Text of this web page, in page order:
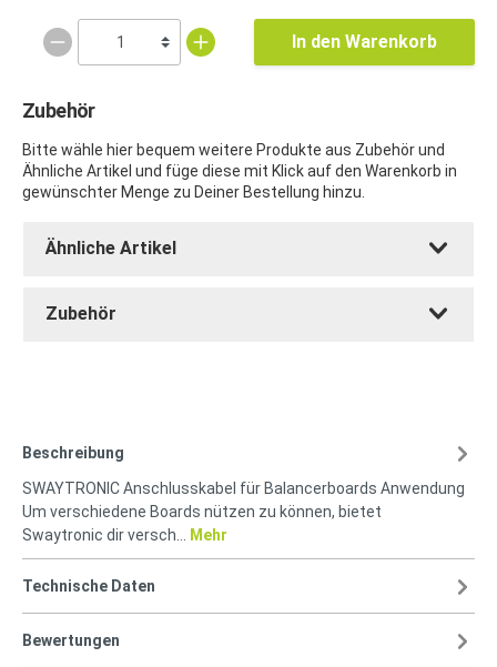
In den Warenkorb
Zubehör
Bitte wähle hier bequem weitere Produkte aus Zubehör und
Ähnliche Artikel und füge diese mit Klick auf den Warenkorb in
gewünschter Menge zu Deiner Bestellung hinzu.
Ähnliche Artikel
Zubehör
Beschreibung
SWAYTRONIC Anschlusskabel für Balancerboards Anwendung
Um verschiedene Boards nützen zu können, bietet
Swaytronic dir versch…
Mehr
Technische Daten
Bewertungen